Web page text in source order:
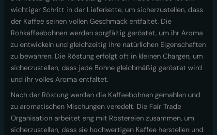
wichtiger Schritt in der Lieferkette, um sicherzustellen, dass
der Kaffee seinen vollen Geschmack entfaltet. Die
Rohkaffeebohnen werden sorgfältig geröstet, um ihr Aroma
zu entwickeln und gleichzeitig ihre natürlichen Eigenschaften
zu bewahren. Die Röstung erfolgt oft in kleinen Chargen, um
sicherzustellen, dass jede Bohne gleichmäßig geröstet wird
und ihr volles Aroma entfaltet.
Nach der Röstung werden die Kaffeebohnen gemahlen und
zu aromatischen Mischungen veredelt. Die Fair Trade
Organisation arbeitet eng mit Röstereien zusammen, um
sicherzustellen, dass sie hochwertigen Kaffee herstellen und